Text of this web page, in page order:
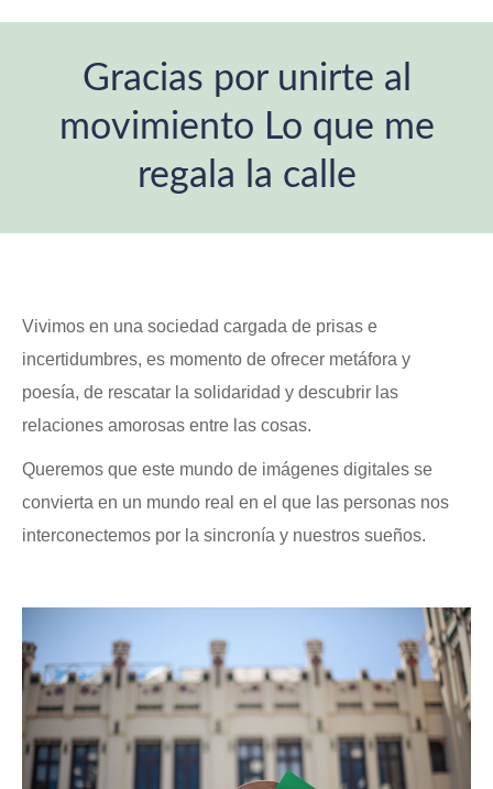
Gracias por unirte al
movimiento Lo que me
regala la calle
Vivimos en una sociedad cargada de prisas e
incertidumbres, es momento de ofrecer metáfora y
poesía, de rescatar la solidaridad y descubrir las
relaciones amorosas entre las cosas.
Queremos que este mundo de imágenes digitales se
convierta en un mundo real en el que las personas nos
interconectemos por la sincronía y nuestros sueños.